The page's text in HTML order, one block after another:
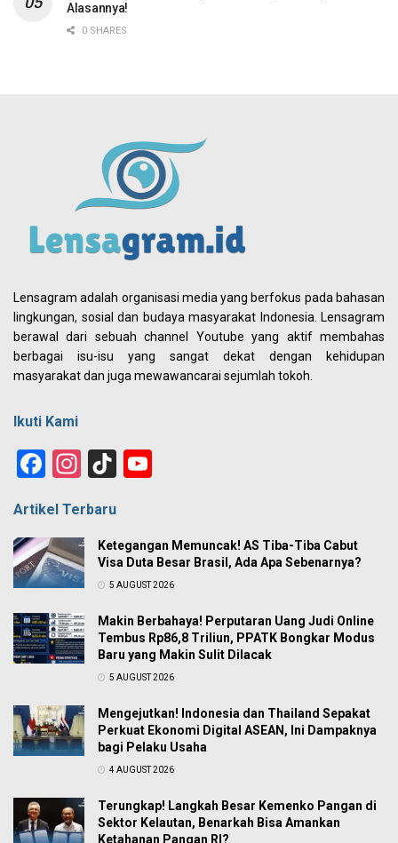
Alasannya!
0 SHARES
Lensagram adalah organisasi media yang berfokus pada bahasan
lingkungan, sosial dan budaya masyarakat Indonesia. Lensagram
berawal dari sebuah channel Youtube yang aktif membahas
berbagai isu-isu yang sangat dekat dengan kehidupan
masyarakat dan juga mewawancarai sejumlah tokoh.
Ikuti Kami
Facebook
Instagram
TikTok
Artikel Terbaru
Ketegangan Memuncak! AS Tiba-Tiba Cabut
Visa Duta Besar Brasil, Ada Apa Sebenarnya?
5 AUGUST 2026
Makin Berbahaya! Perputaran Uang Judi Online
Tembus Rp86,8 Triliun, PPATK Bongkar Modus
Baru yang Makin Sulit Dilacak
5 AUGUST 2026
Mengejutkan! Indonesia dan Thailand Sepakat
Perkuat Ekonomi Digital ASEAN, Ini Dampaknya
bagi Pelaku Usaha
4 AUGUST 2026
Terungkap! Langkah Besar Kemenko Pangan di
Sektor Kelautan, Benarkah Bisa Amankan
Ketahanan Pangan RI?